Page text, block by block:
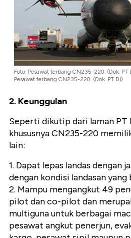
Foto: Pesawat terbang CN235-220. (Dok. PT
Pesawat terbang CN235-220. (Dok. PT DI)
2. Keunggulan
Seperti dikutip dari laman PT
khususnya CN235-220
lain:
1. Dapat lepas landas dengan
dengan kondisi landasan yang
2. Mampu mengangkut 49
pilot dan co-pilot dan
multiguna untuk berbagai
pesawat angkut penerjun,